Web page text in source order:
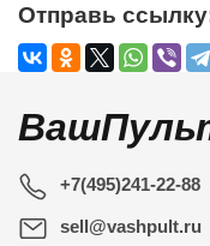
Отправь
+7(495)241-22-88
sell@vashpult.ru